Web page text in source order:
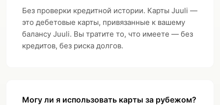
Без проверки кредитной истории. Карты Juuli —
это дебетовые карты, привязанные к вашему
балансу Juuli. Вы тратите то, что имеете — без
кредитов, без риска долгов.
Могу ли я использовать карты за рубежом?